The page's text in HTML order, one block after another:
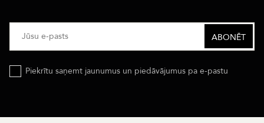
Piekrītu saņemt jaunumus un piedāvājumus pa e-pastu